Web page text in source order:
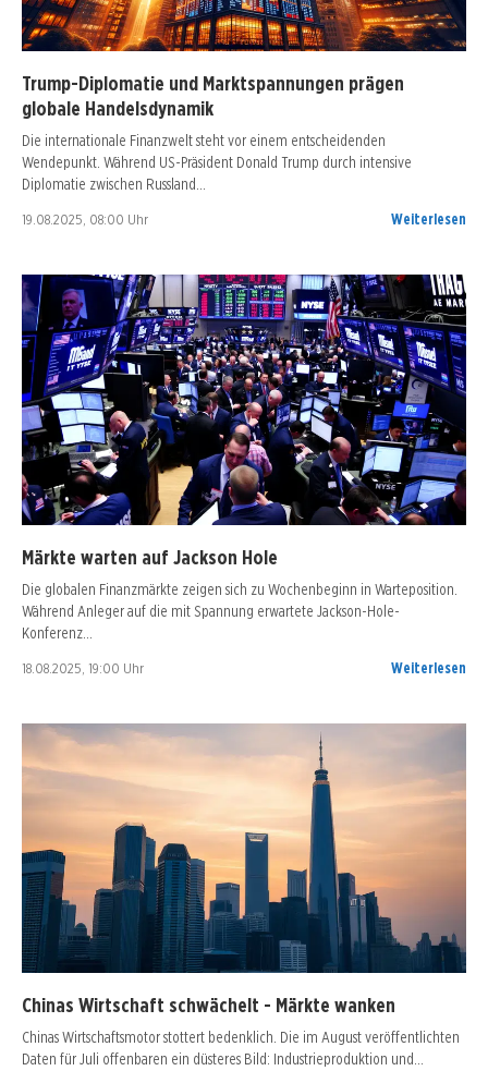
Trump-Diplomatie und Marktspannungen prägen
globale Handelsdynamik
Die internationale Finanzwelt steht vor einem entscheidenden
Wendepunkt. Während US-Präsident Donald Trump durch intensive
Diplomatie zwischen Russland…
19.08.2025, 08:00 Uhr Weiterlesen
Märkte warten auf Jackson Hole
Die globalen Finanzmärkte zeigen sich zu Wochenbeginn in Warteposition.
Während Anleger auf die mit Spannung erwartete Jackson-Hole-
Konferenz…
18.08.2025, 19:00 Uhr Weiterlesen
Chinas Wirtschaft schwächelt - Märkte wanken
Chinas Wirtschaftsmotor stottert bedenklich. Die im August veröffentlichten
Daten für Juli offenbaren ein düsteres Bild: Industrieproduktion und…